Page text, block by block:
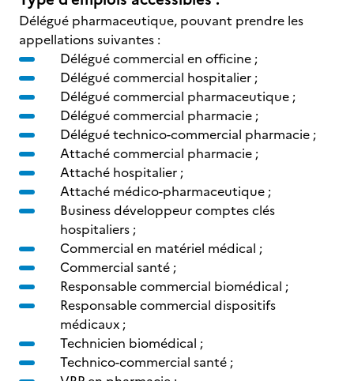
Délégué pharmaceutique, pouvant prendre les
appellations suivantes :
Délégué commercial en officine ;
Délégué commercial hospitalier ;
Délégué commercial pharmaceutique ;
Délégué commercial pharmacie ;
Délégué technico-commercial pharmacie ;
Attaché commercial pharmacie ;
Attaché hospitalier ;
Attaché médico-pharmaceutique ;
Business développeur comptes clés
hospitaliers ;
Commercial en matériel médical ;
Commercial santé ;
Responsable commercial biomédical ;
Responsable commercial dispositifs
médicaux ;
Technicien biomédical ;
Technico-commercial santé ;